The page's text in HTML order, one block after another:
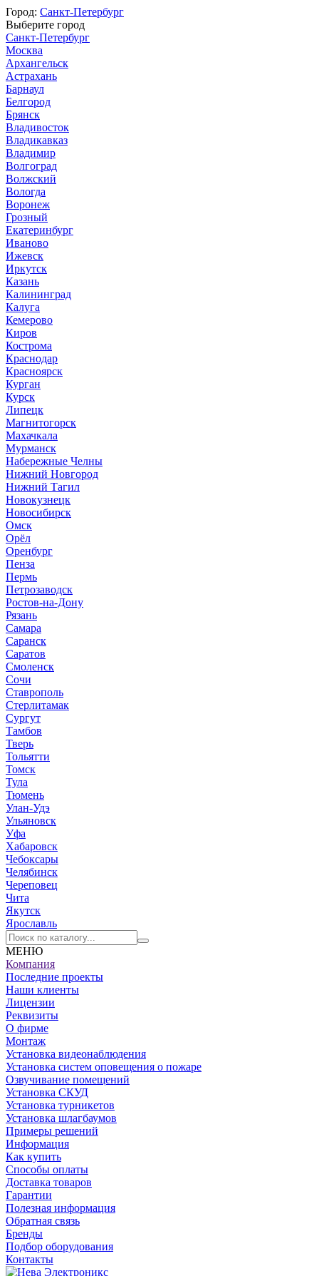
Город: Санкт-Петербург
Выберите город
Санкт-Петербург
Москва
Архангельск
Астрахань
Барнаул
Белгород
Брянск
Владивосток
Владикавказ
Владимир
Волгоград
Волжский
Вологда
Воронеж
Грозный
Екатеринбург
Иваново
Ижевск
Иркутск
Казань
Калининград
Калуга
Кемерово
Киров
Кострома
Краснодар
Красноярск
Курган
Курск
Липецк
Магнитогорск
Махачкала
Мурманск
Набережные Челны
Нижний Новгород
Нижний Тагил
Новокузнецк
Новосибирск
Омск
Орёл
Оренбург
Пенза
Пермь
Петрозаводск
Ростов-на-Дону
Рязань
Самара
Саранск
Саратов
Смоленск
Сочи
Ставрополь
Стерлитамак
Сургут
Тамбов
Тверь
Тольятти
Томск
Тула
Тюмень
Улан-Удэ
Ульяновск
Уфа
Хабаровск
Чебоксары
Челябинск
Череповец
Чита
Якутск
Ярославль
МЕНЮ
Компания
Последние проекты
Наши клиенты
Лицензии
Реквизиты
О фирме
Монтаж
Установка видеонаблюдения
Установка систем оповещения о пожаре
Озвучивание помещений
Установка СКУД
Установка турникетов
Установка шлагбаумов
Примеры решений
Информация
Как купить
Способы оплаты
Доставка товаров
Гарантии
Полезная информация
Обратная связь
Бренды
Подбор оборудования
Контакты